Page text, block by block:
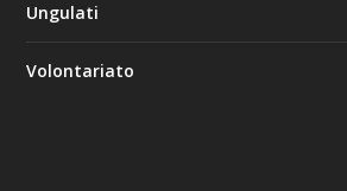
Ungulati
Volontariato